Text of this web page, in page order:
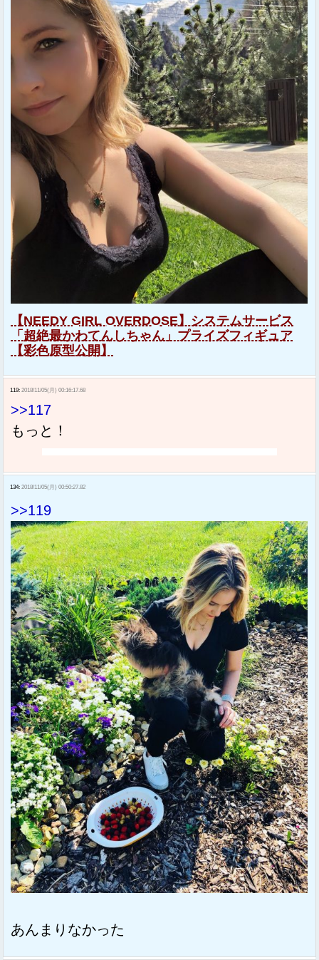
【NEEDY GIRL OVERDOSE】システムサービス
「超絶最かわてんしちゃん」プライズフィギュア
【彩色原型公開】
119: 2018/11/05(月) 00:16:17.68
>>117
もっと！
134: 2018/11/05(月) 00:50:27.82
>>119
あんまりなかった